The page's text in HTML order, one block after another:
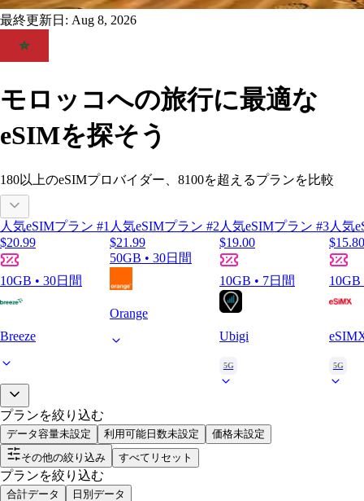
最終更新日: Aug 8, 2026
モロッコへの旅行に最適な
eSIMを探そう
180以上のeSIMプロバイダー、 8100を超えるプランを比較
人気eSIMプラン #1
$20.99
10GB • 30日間
Breeze
人気eSIMプラン #2
$21.99
50GB • 30日間
Orange
人気eSIMプラン #3
$19.00
10GB • 7日間
Ubigi
5G
人気
$15.80
10GB
5G
プランを絞り込む
データ容量未設定 利用可能日数未設定 価格未設定
その他の絞り込み
すべてリセット
プランを絞り込む
合計データ 日別データ